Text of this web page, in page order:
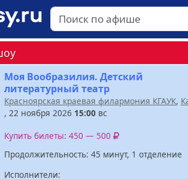
Моя Вообразилия. Детский
литературный театр
Красноярская краевая филармония КГАУК,
, 22 ноября 2026 15:00 вс
Купить билеты: 450 — 500
Продолжительность: 45 минут, 1 отделение
Исполнители: